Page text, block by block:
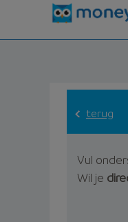
terug
Vul
Wil je